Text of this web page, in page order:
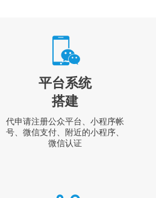
平台系统
搭建
代申请注册公众平台、小程序帐
号、微信支付、附近的小程序、
微信认证